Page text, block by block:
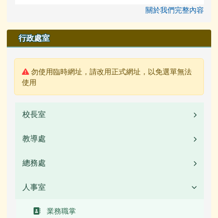
關於我們完整內容
行政處室
警告:
勿使用臨時網址，請改用正式網址，以免選單無法
使用
校長室
教導處
常用連結
總務處
校園公告
人事室
業務職掌